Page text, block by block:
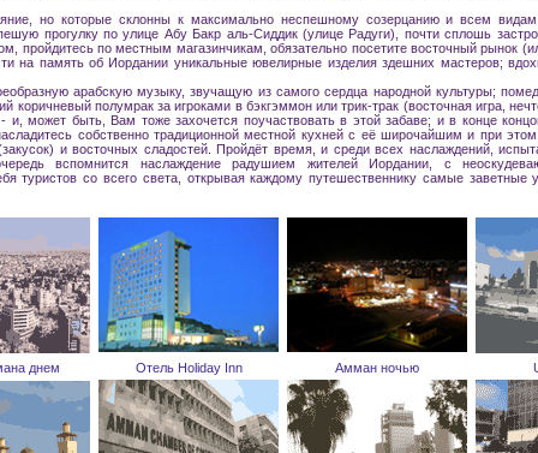
но которые склонны к максимально неспешному созерцанию и всем видам
прогулку по улице Абу Бакр аль-Сиддик (улице Радуги), почти сплошь
пройдитесь по местным магазинчикам, обязательно посетите восточный рынок
на память об Иордании уникальные ювелирные изделия здешних мастеров;
арабскую музыку, звучащую из самого сердца народной культуры;
коричневый полумрак за игроками в бэкгэммон или трик-трак (восточная игра,
может быть, Вам тоже захочется поучаствовать в этой забаве; и в конце
собственно традиционной местной кухней с её широчайшим и при
и восточных сладостей. Пройдёт время, и среди всех наслаждений,
вспомнится наслаждение радушием жителей Иордании, с
туристов со всего света, открывая каждому путешественнику самые заветные
днем Отель Holiday Inn Амман ночью